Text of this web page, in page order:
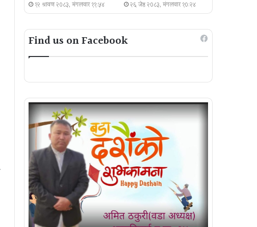
१२ श्रावण २०८३, मंगलवार ११:५४ २६ जेष्ठ २०८३, मंगलवार १०:२४
Find us on Facebook